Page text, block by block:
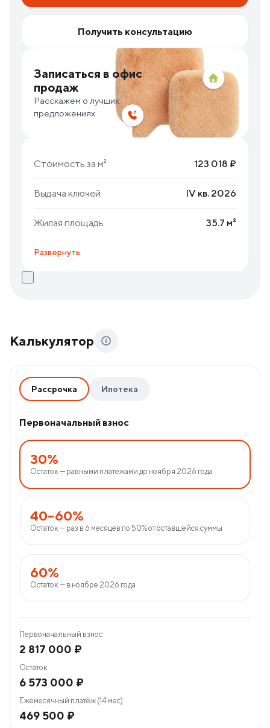
Получить консультацию
Записаться в офис
продаж
Расскажем о лучших
предложениях
Стоимость за м² 123 018 ₽
Выдача ключей IV кв. 2026
Жилая площадь 35.7 м²
Развернуть
Калькулятор
Рассрочка Ипотека
Первоначальный взнос
30%
Остаток — равными платежами до ноября 2026 года
40–60%
Остаток — раз в 6 месяцев по 50% от оставшейся суммы
60%
Остаток — в ноябре 2026 года
Первоначальный взнос
2 817 000 ₽
Остаток
6 573 000 ₽
Ежемесячный платёж (14 мес)
469 500 ₽